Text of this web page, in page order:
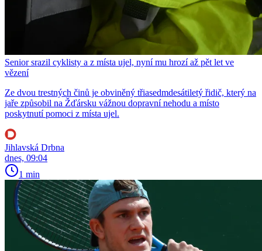
Senior srazil cyklisty a z místa ujel, nyní mu hrozí až pět let ve
vězení
Ze dvou trestných činů je obviněný třiasedmdesátiletý řidič, který na
jaře způsobil na Žďársku vážnou dopravní nehodu a místo
poskytnutí pomoci z místa ujel.
Jihlavská Drbna
dnes, 09:04
1 min